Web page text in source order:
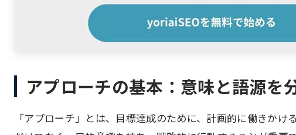
アプローチの基本：意味と語源を
「アプローチ」とは、目標達成のために、計画的に働きかけ